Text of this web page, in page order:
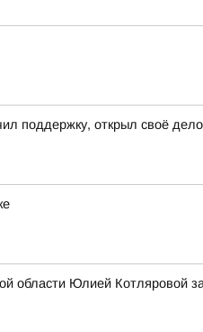
поддержку, открыл своё дело
области Юлией Котляровой